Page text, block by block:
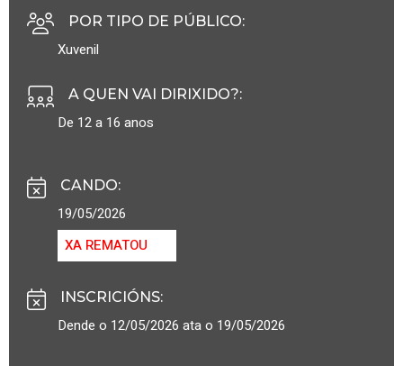
POR TIPO DE PÚBLICO:
Xuvenil
A QUEN VAI DIRIXIDO?:
De 12 a 16 anos
CANDO:
19/05/2026
XA REMATOU
INSCRICIÓNS:
Dende o 12/05/2026 ata o 19/05/2026